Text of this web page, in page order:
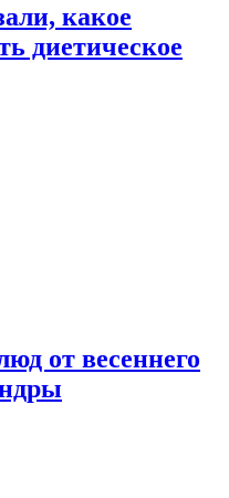
какое
диетическое
от весеннего